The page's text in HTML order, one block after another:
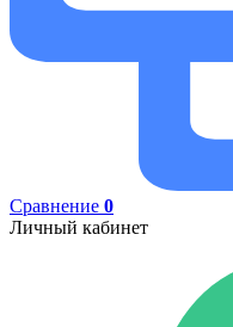
Сравнение 0
Личный кабинет